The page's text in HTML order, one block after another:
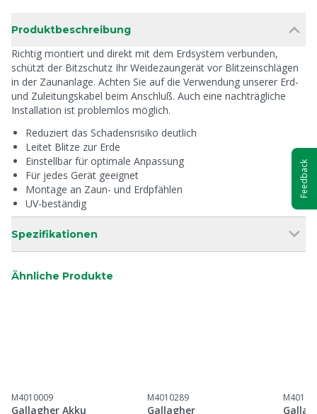
Produktbeschreibung
Richtig montiert und direkt mit dem Erdsystem verbunden,
schützt der Bitzschutz Ihr Weidezaungerät vor Blitzeinschlägen
in der Zaunanlage. Achten Sie auf die Verwendung unserer Erd-
und Zuleitungskabel beim Anschluß. Auch eine nachträgliche
Installation ist problemlos möglich.
Reduziert das Schadensrisiko deutlich
Leitet Blitze zur Erde
Einstellbar für optimale Anpassung
Für jedes Gerät geeignet
Montage an Zaun- und Erdpfählen
UV-beständig
Spezifikationen
Ähnliche Produkte
M4010009
Gallagher Akku
M4010289
Gallagher
Feedback